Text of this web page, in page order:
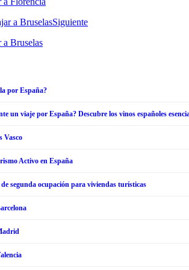
Siguiente
a Bruselas
por España?
un viaje por España? Descubre los vinos españoles
Vasco
Activo en España
segunda ocupación para viviendas turísticas